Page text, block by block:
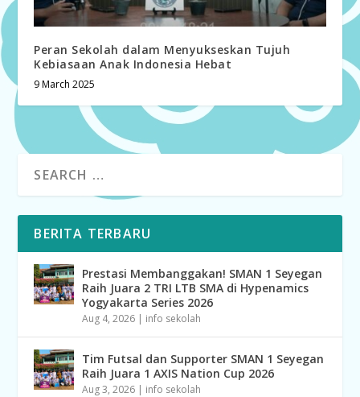
Peran Sekolah dalam Menyukseskan Tujuh
Kebiasaan Anak Indonesia Hebat
9 March 2025
BERITA TERBARU
Prestasi Membanggakan! SMAN 1 Seyegan
Raih Juara 2 TRI LTB SMA di Hypenamics
Yogyakarta Series 2026
Aug 4, 2026 | info sekolah
Tim Futsal dan Supporter SMAN 1 Seyegan
Raih Juara 1 AXIS Nation Cup 2026
Aug 3, 2026 | info sekolah